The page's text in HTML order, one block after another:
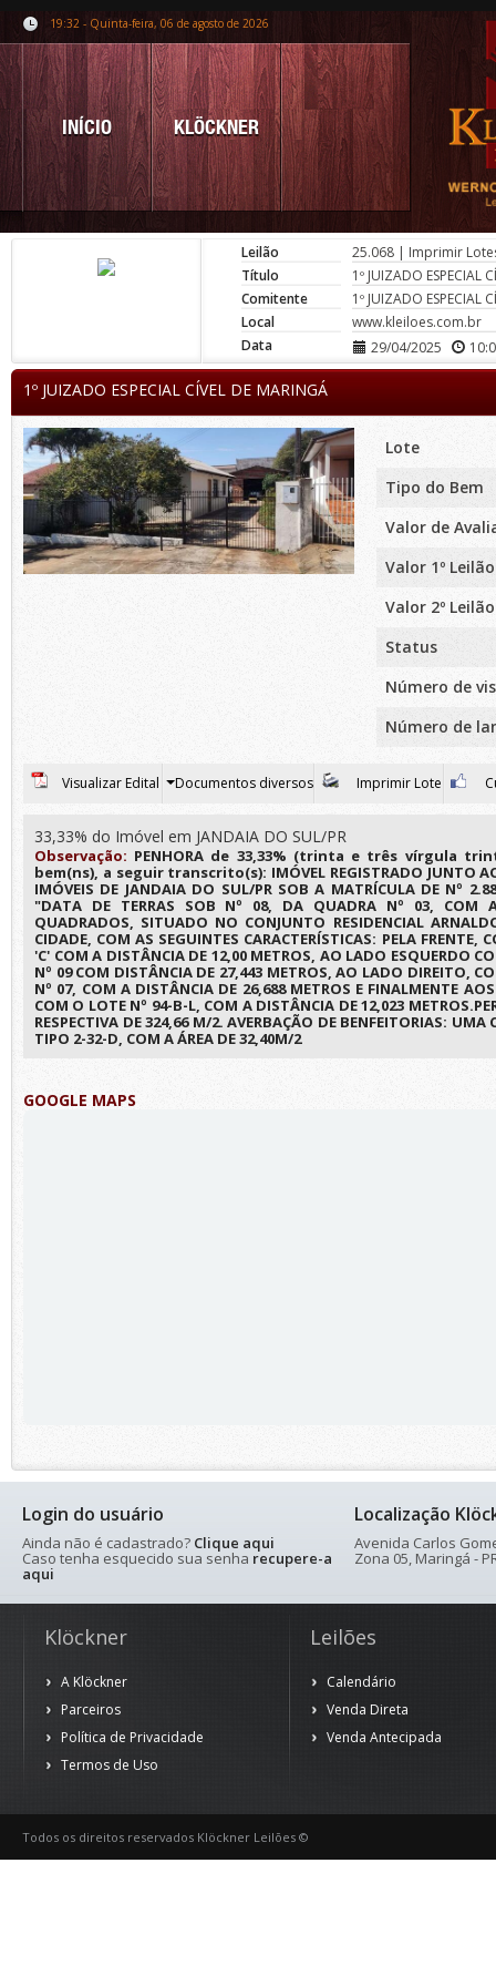
19:32 - Quinta-feira, 06 de agosto de 2026
INÍCIO KLÖCKNER
Leilão 25.068 | Imprimir
Título
1º JUIZADO ESPECIAL
Comitente
1º JUIZADO ESPECIAL
Local
www.kleiloes.com.br
Data
29/04/2025
1º JUIZADO ESPECIAL CÍVEL DE MARINGÁ
Lote
Tipo do Bem
Valor de
Valor 1º Leilão
Valor 2º Leilão
Status
Número de
Número de
Visualizar Edital Documentos diversos Imprimir Lote
33,33% do Imóvel em JANDAIA DO SUL/PR
Observação: PENHORA de 33,33% (trinta e três vírgula
bem(ns), a seguir transcrito(s): IMÓVEL REGISTRADO JUNTO AO
IMÓVEIS DE JANDAIA DO SUL/PR SOB A MATRÍCULA DE Nº
"DATA DE TERRAS SOB Nº 08, DA QUADRA Nº 03, COM
QUADRADOS, SITUADO NO CONJUNTO RESIDENCIAL
CIDADE, COM AS SEGUINTES CARACTERÍSTICAS: PELA FRENTE,
'C' COM A DISTÂNCIA DE 12,00 METROS, AO LADO ESQUERDO
Nº 09 COM DISTÂNCIA DE 27,443 METROS, AO LADO DIREITO,
Nº 07, COM A DISTÂNCIA DE 26,688 METROS E FINALMENTE
COM O LOTE Nº 94-B-L, COM A DISTÂNCIA DE 12,023
RESPECTIVA DE 324,66 M/2. AVERBAÇÃO DE BENFEITORIAS: UMA
TIPO 2-32-D, COM A ÁREA DE 32,40M/2
GOOGLE MAPS
Login do usuário
Ainda não é cadastrado? Clique aqui
Caso tenha esquecido sua senha recupere-a
aqui
Localização
Avenida Carlos
Zona 05, Maringá -
Klöckner
A Klöckner
Parceiros
Política de Privacidade
Termos de Uso
Leilões
Calendário
Venda Direta
Venda Antecipada
Todos os direitos reservados Klöckner Leilões ©